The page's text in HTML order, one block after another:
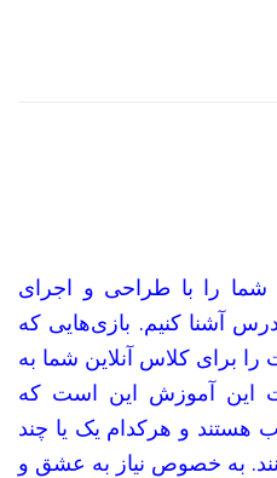
را با طراحی و اجرای
آشنا کنیم. بازی‌هایی که
برای کلاس آنلاین شما به
این آموزش این است که
هستند و هرکدام یک یا چند
به خصوص نیاز به عشق و